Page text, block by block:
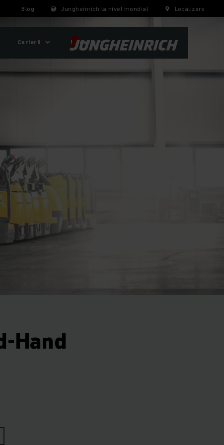
Blog Jungheinrich la nivel mondial Localizare
Carieră Magazin
Hand
calitate, dar